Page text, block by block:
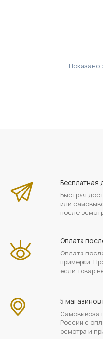
Показано
Бесплатная
Быстрая
или
после
Оплата
Оплата
примерки.
если товар
5 магазинов
Самовывоза
России с
осмотра и